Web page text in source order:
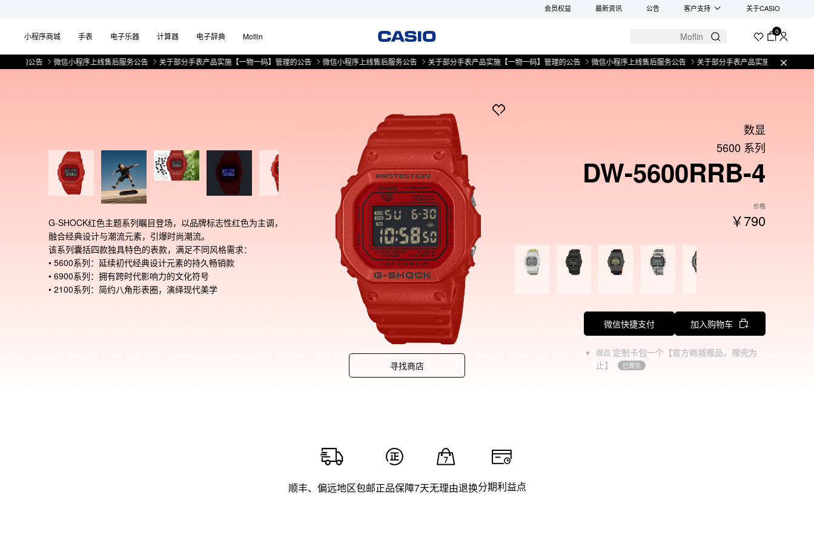
会员权益 最新资讯 公告 客户支持 关于CASIO
小程序商城 手表 电子乐器 计算器 电子辞典 Moflin 0
微信小程序上线售后服务公告 关于部分手表产品实施【一物一码】管理的公告 微信小程序上线售后服务公告 关于部分手表产品实施【一物一码】管理的公告 微信小程序上线售后服务公告 关于部分手表产品实施【一物一码】管理的
G-SHOCK红色主题系列瞩目登场，以品牌标志性红色为主调，
融合经典设计与潮流元素，引爆时尚潮流。
该系列囊括四款独具特色的表款，满足不同风格需求：
• 5600系列：延续初代经典设计元素的持久畅销款
• 6900系列：拥有跨时代影响力的文化符号
• 2100系列：简约八角形表圈，演绎现代美学
寻找商店
数显
5600 系列
DW-5600RRB-4
价格
￥790
微信快捷支付 加入购物车
赠品 定制卡包一个【官方商城赠品，赠完为
止】
已赠完
顺丰、偏远地区包邮正品保障7天无理由退换分期利益点